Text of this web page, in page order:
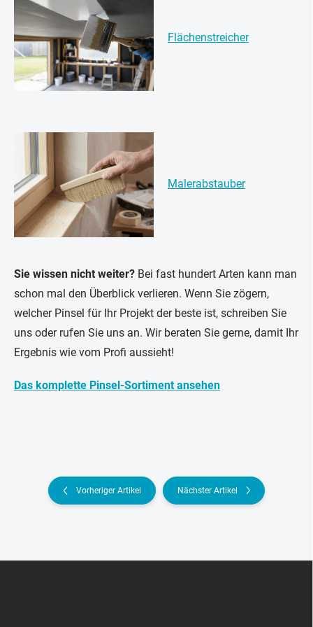
Flächenstreicher
Malerabstauber
Sie wissen nicht weiter? Bei fast hundert Arten kann man
schon mal den Überblick verlieren. Wenn Sie zögern,
welcher Pinsel für Ihr Projekt der beste ist, schreiben Sie
uns oder rufen Sie uns an. Wir beraten Sie gerne, damit Ihr
Ergebnis wie vom Profi aussieht!
Das komplette Pinsel-Sortiment ansehen
Vorheriger Artikel Nächster Artikel